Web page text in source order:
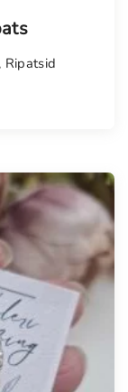
, Ripatsid